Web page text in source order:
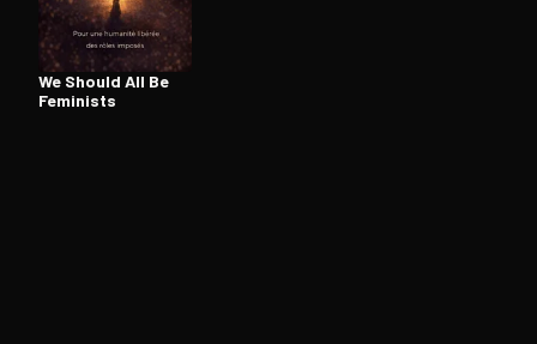
We Should All Be
Feminists